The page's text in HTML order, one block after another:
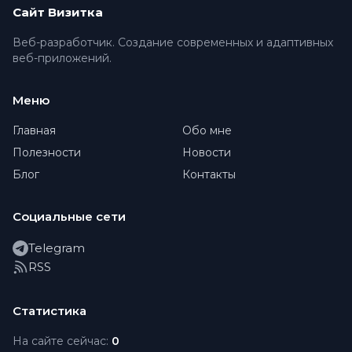
Сайт Визитка
Веб-разработчик. Создание современных и адаптивных
веб-приложений.
Меню
Главная
Обо мне
Полезности
Новости
Блог
Контакты
Социальные сети
Telegram
RSS
Статистика
На сайте сейчас: 0